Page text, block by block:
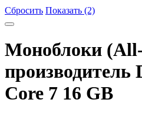
Сбросить Показать (2)
Моноблоки
Core 7 16 GB